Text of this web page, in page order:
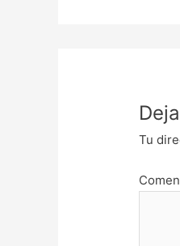
Tu